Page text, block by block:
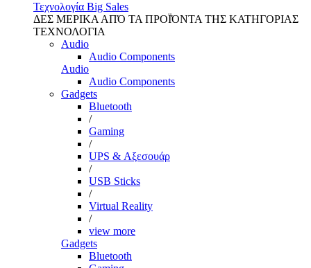
Τεχνολογία Big Sales
ΔΕΣ ΜΕΡΙΚΑ ΑΠΌ ΤΑ ΠΡΟΪΌΝΤΑ ΤΗΣ ΚΑΤΗΓΟΡΙΑΣ
ΤΕΧΝΟΛΟΓΙΑ
Audio
Audio Components
Audio
Audio Components
Gadgets
Bluetooth
/
Gaming
/
UPS & Αξεσουάρ
/
USB Sticks
/
Virtual Reality
/
view more
Gadgets
Bluetooth